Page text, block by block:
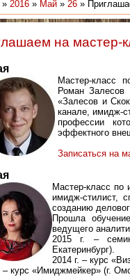
» 2016 » Май » 26 »
на мастер-
Мастер-класс
Роман Залесов
«Залесов и
канале, имидж-
профессии
эффектного
Записаться на
Мастер-класс по
имидж-стилист,
созданию
Прошла
ведущего
2015 г. –
Екатеринбург).
2014 г. – курс
– курс «Имиджмейкер» (г.